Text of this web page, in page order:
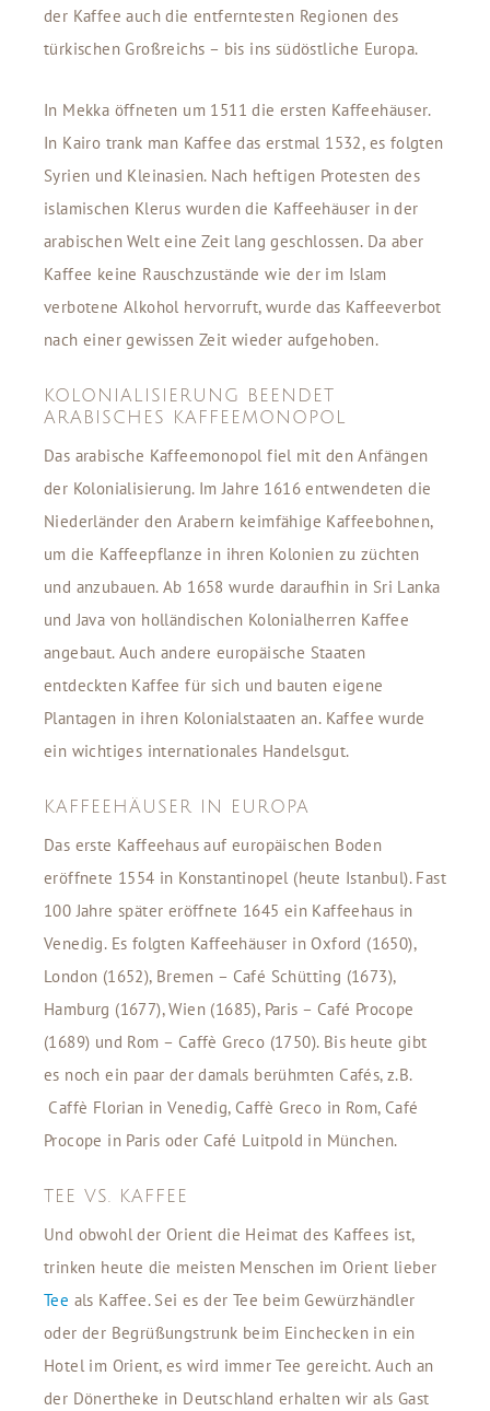
der Kaffee auch die entferntesten Regionen des
türkischen Großreichs – bis ins südöstliche Europa.
In Mekka öffneten um 1511 die ersten Kaffeehäuser.
In Kairo trank man Kaffee das erstmal 1532, es folgten
Syrien und Kleinasien. Nach heftigen Protesten des
islamischen Klerus wurden die Kaffeehäuser in der
arabischen Welt eine Zeit lang geschlossen. Da aber
Kaffee keine Rauschzustände wie der im Islam
verbotene Alkohol hervorruft, wurde das Kaffeeverbot
nach einer gewissen Zeit wieder aufgehoben.
KOLONIALISIERUNG BEENDET
ARABISCHES KAFFEEMONOPOL
Das arabische Kaffeemonopol fiel mit den Anfängen
der Kolonialisierung. Im Jahre 1616 entwendeten die
Niederländer den Arabern keimfähige Kaffeebohnen,
um die Kaffeepflanze in ihren Kolonien zu züchten
und anzubauen. Ab 1658 wurde daraufhin in Sri Lanka
und Java von holländischen Kolonialherren Kaffee
angebaut. Auch andere europäische Staaten
entdeckten Kaffee für sich und bauten eigene
Plantagen in ihren Kolonialstaaten an. Kaffee wurde
ein wichtiges internationales Handelsgut.
KAFFEEHÄUSER IN EUROPA
Das erste Kaffeehaus auf europäischen Boden
eröffnete 1554 in Konstantinopel (heute Istanbul). Fast
100 Jahre später eröffnete 1645 ein Kaffeehaus in
Venedig. Es folgten Kaffeehäuser in Oxford (1650),
London (1652), Bremen – Café Schütting (1673),
Hamburg (1677), Wien (1685), Paris – Café Procope
(1689) und Rom – Caffè Greco (1750). Bis heute gibt
es noch ein paar der damals berühmten Cafés, z.B.
Caffè Florian in Venedig, Caffè Greco in Rom, Café
Procope in Paris oder Café Luitpold in München.
TEE VS. KAFFEE
Und obwohl der Orient die Heimat des Kaffees ist,
trinken heute die meisten Menschen im Orient lieber
Tee als Kaffee. Sei es der Tee beim Gewürzhändler
oder der Begrüßungstrunk beim Einchecken in ein
Hotel im Orient, es wird immer Tee gereicht. Auch an
der Dönertheke in Deutschland erhalten wir als Gast